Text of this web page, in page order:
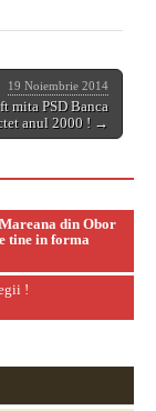
19 Noiembrie 2014
mita PSD Banca
anul 2000 ! →
din Obor
tine in forma
!